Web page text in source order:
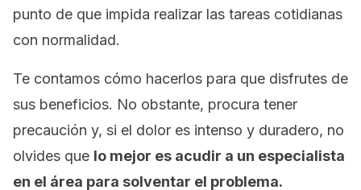
punto de que impida realizar las tareas cotidianas
con normalidad.
Te contamos cómo hacerlos para que disfrutes de
sus beneficios. No obstante, procura tener
precaución y, si el dolor es intenso y duradero, no
olvides que lo mejor es acudir a un especialista
en el área para solventar el problema.